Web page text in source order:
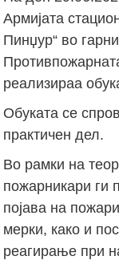
Армијата
Пинџур“ во
реализираа
Обуката се
практичен дел.
Во рамки на
пожарникари ги
појава на
мерки, како и
реагирање при